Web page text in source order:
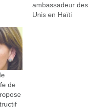
ambassadeur
Unis en Haïti
de